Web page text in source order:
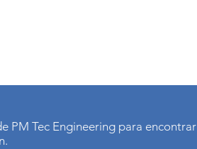
PM Tec Engineering para encontrar